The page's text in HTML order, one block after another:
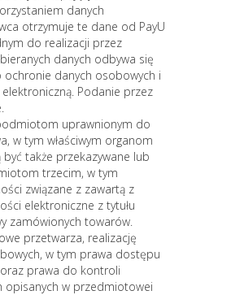
danych
otrzymuje te dane od PayU
do realizacji przez
danych odbywa się
danych osobowych i
Podanie przez
uprawnionym do
w tym właściwym organom
także przekazywane lub
trzecim, w tym
związane z zawartą z
elektroniczne z tytułu
zamówionych towarów.
przetwarza, realizację
w tym prawa dostępu
prawa do kontroli
opisanych w przedmiotowej